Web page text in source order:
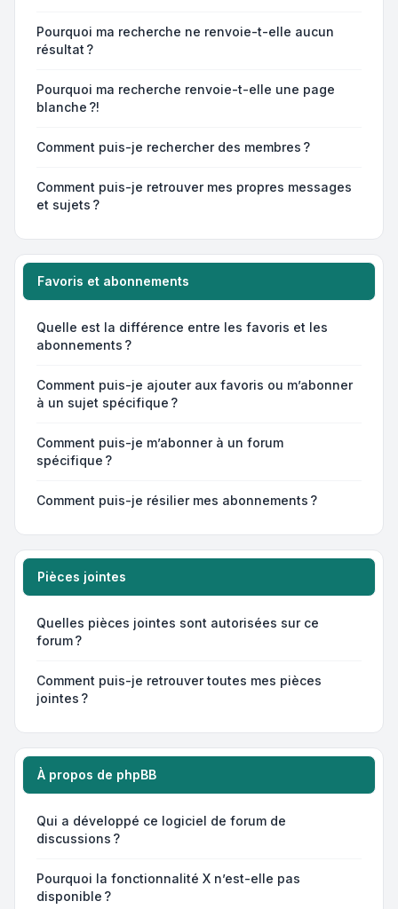
Pourquoi ma recherche ne renvoie-t-elle aucun
résultat ?
Pourquoi ma recherche renvoie-t-elle une page
blanche ?!
Comment puis-je rechercher des membres ?
Comment puis-je retrouver mes propres messages
et sujets ?
Favoris et abonnements
Quelle est la différence entre les favoris et les
abonnements ?
Comment puis-je ajouter aux favoris ou m’abonner
à un sujet spécifique ?
Comment puis-je m’abonner à un forum
spécifique ?
Comment puis-je résilier mes abonnements ?
Pièces jointes
Quelles pièces jointes sont autorisées sur ce
forum ?
Comment puis-je retrouver toutes mes pièces
jointes ?
À propos de phpBB
Qui a développé ce logiciel de forum de
discussions ?
Pourquoi la fonctionnalité X n’est-elle pas
disponible ?